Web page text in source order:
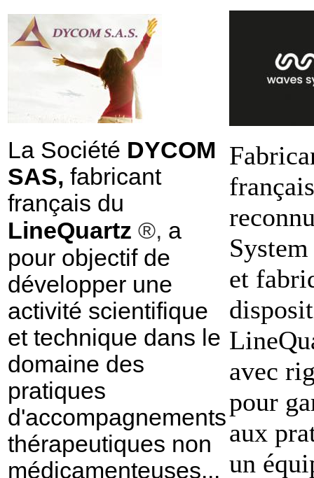
La Société DYCOM
SAS, fabricant
français du
LineQuartz ®, a
pour objectif de
développer une
activité scientifique
et technique dans le
domaine des
pratiques
d'accompagnements
thérapeutiques non
médicamenteuses...
français
et
avec
pour
aux
un